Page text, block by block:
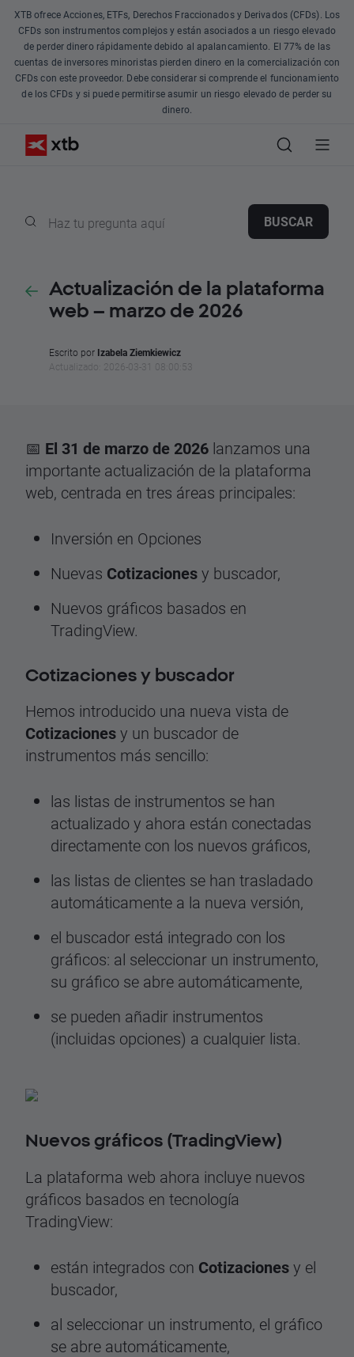
XTB ofrece Acciones, ETFs, Derechos Fraccionados y Derivados (CFDs). Los
CFDs son instrumentos complejos y están asociados a un riesgo elevado
de perder dinero rápidamente debido al apalancamiento. El 77% de las
cuentas de inversores minoristas pierden dinero en la comercialización con
CFDs con este proveedor. Debe considerar si comprende el funcionamiento
de los CFDs y si puede permitirse asumir un riesgo elevado de perder su
dinero.
BUSCAR
Actualización de la plataforma
web – marzo de 2026
Escrito por Izabela Ziemkiewicz
Actualizado: 2026-03-31 08:00:53
📅 El 31 de marzo de 2026 lanzamos una
importante actualización de la plataforma
web, centrada en tres áreas principales:
Inversión en Opciones
Nuevas Cotizacionesy buscador,
Nuevos gráficos basados en
TradingView.
Cotizaciones y buscador
Hemos introducido una nueva vista de
Cotizacionesy un buscador de
instrumentos más sencillo:
las listas de instrumentos se han
actualizado y ahora están conectadas
directamente con los nuevos gráficos,
las listas de clientes se han trasladado
automáticamente a la nueva versión,
el buscador está integrado con los
gráficos: al seleccionar un instrumento,
su gráfico se abre automáticamente,
se pueden añadir instrumentos
(incluidas opciones) a cualquier lista.
Nuevos gráficos (TradingView)
La plataforma web ahora incluye nuevos
gráficos basados en tecnología
TradingView:
están integrados con Cotizacionesy el
buscador,
al seleccionar un instrumento, el gráfico
se abre automáticamente,